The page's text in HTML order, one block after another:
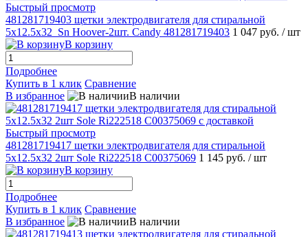
Быстрый просмотр
481281719403 щетки электродвигателя для стиральной
5x12.5x32_Sn Hoover-2шт. Candy 481281719403 1 047 руб. / шт
В корзину
Подробнее
Купить в 1 клик Сравнение
В избранное
В наличии
Быстрый просмотр
481281719417 щетки электродвигателя для стиральной
5x12.5x32 2шт Sole Ri222518 C00375069 1 145 руб. / шт
В корзину
Подробнее
Купить в 1 клик Сравнение
В избранное
В наличии